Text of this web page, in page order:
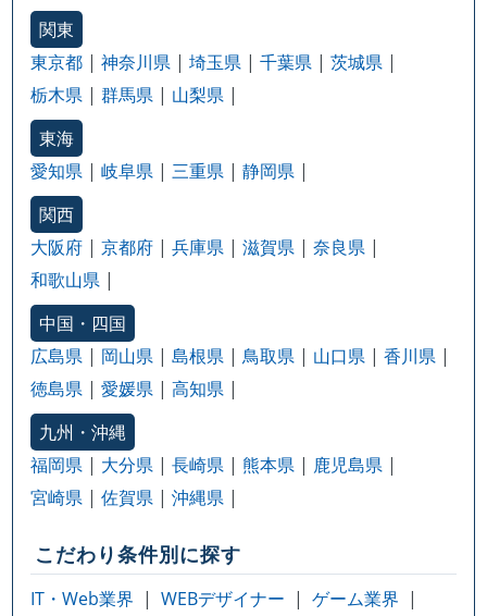
関東
東京都
神奈川県 埼玉県 千葉県
茨城県
栃木県
群馬県
山梨県
東海
愛知県
岐阜県 三重県
静岡県
関西
大阪府
京都府 兵庫県 滋賀県
奈良県
和歌山県
中国・四国
広島県
岡山県 島根県 鳥取県 山口県
香川県
徳島県
愛媛県
高知県
九州・沖縄
福岡県
大分県 長崎県 熊本県
鹿児島県
宮崎県
佐賀県 沖縄県
こだわり条件別に探す
IT・Web業界 WEBデザイナー
ゲーム業界